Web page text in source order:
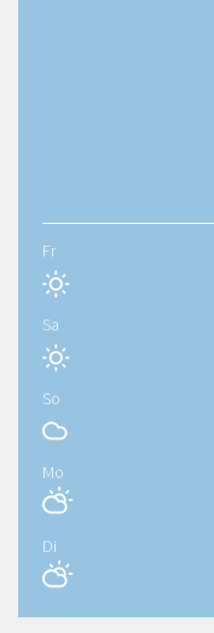
Fr
Sa
So
Mo
Di